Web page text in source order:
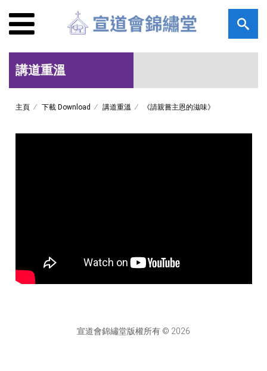
講道重溫
主頁 下載 Download 講道重溫 《請親嘗主恩的滋味》
宣道會錦繡堂版權所有 © 2026